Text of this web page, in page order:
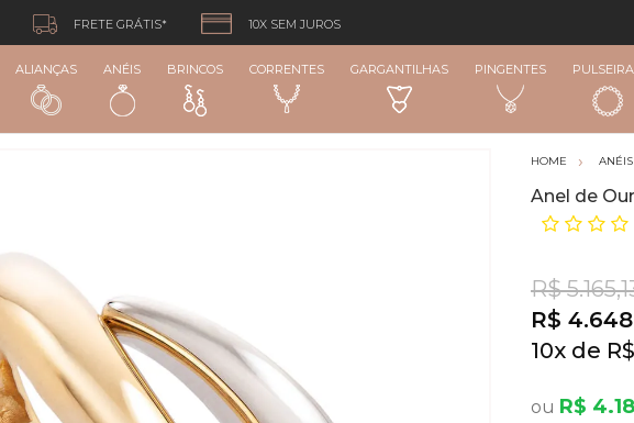
FRETE GRÁTIS* 10X SEM JUROS
ALIANÇAS ANÉIS BRINCOS CORRENTES GARGANTILHAS PINGENTES
ANÉIS
Anel de
R$
R$
10x
R$